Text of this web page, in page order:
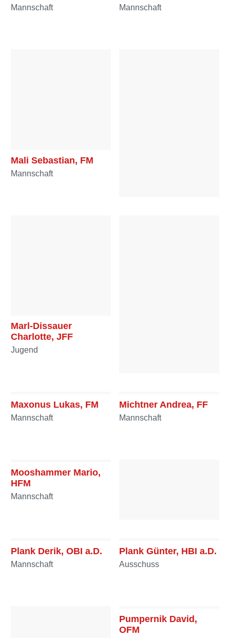
Mannschaft Mannschaft
Mali Sebastian, FM
Mannschaft
Marl-Dissauer
Charlotte, JFF
Jugend
Maxonus Lukas, FM
Mannschaft
Michtner Andrea, FF
Mannschaft
Mooshammer Mario,
HFM
Mannschaft
Plank Derik, OBI a.D.
Mannschaft
Plank Günter, HBI a.D.
Ausschuss
Pumpernik David,
OFM